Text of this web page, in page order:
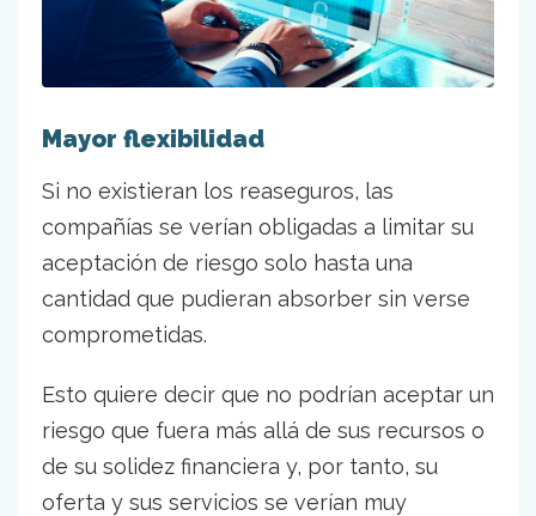
Mayor flexibilidad
Si no existieran los reaseguros, las
compañías se verían obligadas a limitar su
aceptación de riesgo solo hasta una
cantidad que pudieran absorber sin verse
comprometidas.
Esto quiere decir que no podrían aceptar un
riesgo que fuera más allá de sus recursos o
de su solidez financiera y, por tanto, su
oferta y sus servicios se verían muy